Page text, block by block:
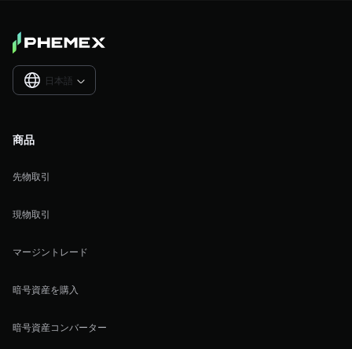
日本語 
商品
先物取引
現物取引
マージントレード
暗号資産を購入
暗号資産コンバーター